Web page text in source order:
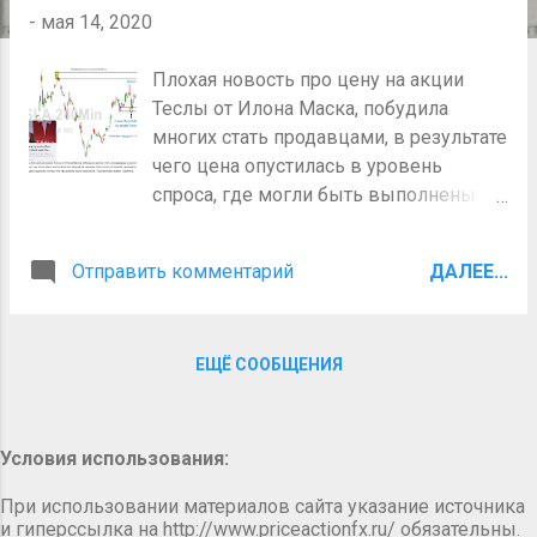
щ- мая 14, 2020
Плохая новость про цену на акции
Теслы от Илона Маска, побудила
многих стать продавцами, в результате
чего цена опустилась в уровень
спроса, где могли быть выполнены
где спрос превысил предложение,
Отправить комментарий ДАЛЕЕ...
ЕЩЁ СООБЩЕНИЯ
Условия использования:
При использовании материалов сайта указание источника
и гиперссылка на http://www.priceactionfx.ru/ обязательны.